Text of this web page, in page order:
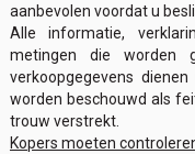
aanbevolen voordat u
Alle informatie,
metingen die worden
verkoopgegevens
worden beschouwd als
trouw verstrekt.
Kopers moeten